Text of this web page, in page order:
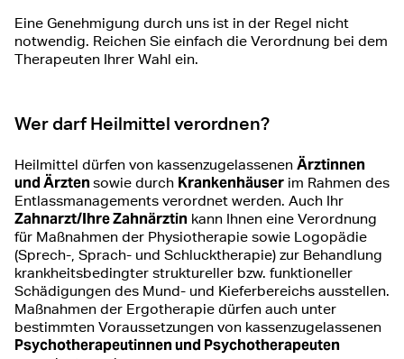
Eine Genehmigung durch uns ist in der Regel nicht
notwendig. Reichen Sie einfach die Verordnung bei dem
Therapeuten Ihrer Wahl ein.
Wer darf Heilmittel verordnen?
Heilmittel dürfen von kassenzugelassenen Ärztinnen
und Ärztensowie durch Krankenhäuser im Rahmen des
Entlassmanagements verordnet werden. Auch Ihr
Zahnarzt/Ihre Zahnärztin kann Ihnen eine Verordnung
für Maßnahmen der Physiotherapie sowie Logopädie
(Sprech-, Sprach- und Schlucktherapie) zur Behandlung
krankheitsbedingter struktureller bzw. funktioneller
Schädigungen des Mund- und Kieferbereichs ausstellen.
Maßnahmen der Ergotherapie dürfen auch unter
bestimmten Voraussetzungen von kassenzugelassenen
Psychotherapeutinnen und Psychotherapeuten